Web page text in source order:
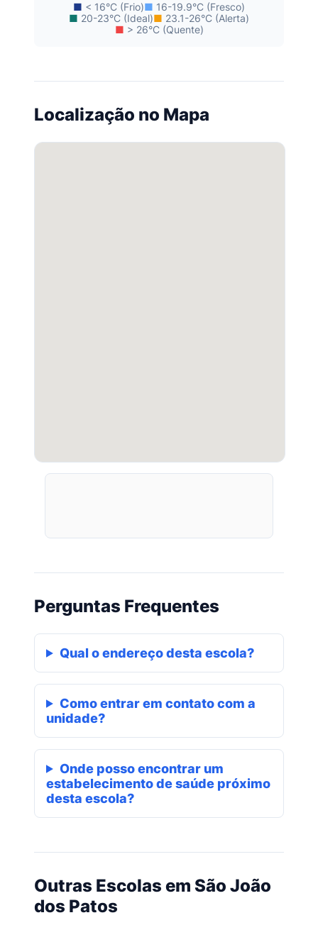
■ < 16°C (Frio)■ 16-19.9°C (Fresco)
■ 20-23°C (Ideal)■ 23.1-26°C (Alerta)
■ > 26°C (Quente)
Localização no Mapa
Perguntas Frequentes
Qual o endereço desta escola?
Como entrar em contato com a
unidade?
Onde posso encontrar um
estabelecimento de saúde próximo
desta escola?
Outras Escolas em São João
dos Patos